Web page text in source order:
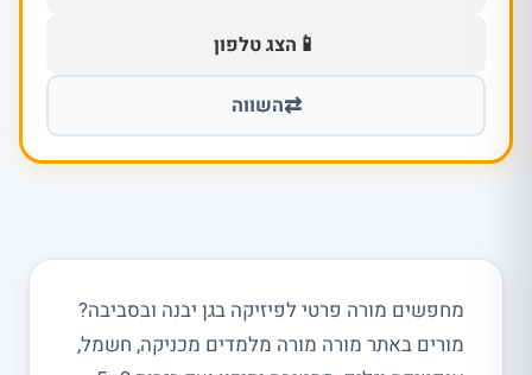
📱 הצג טלפון
⇄השווה
מחפשים מורה פרטי לפיזיקה בגן יבנה ובסביבה?
מורים באתר מורה מורה מלמדים מכניקה, חשמל,